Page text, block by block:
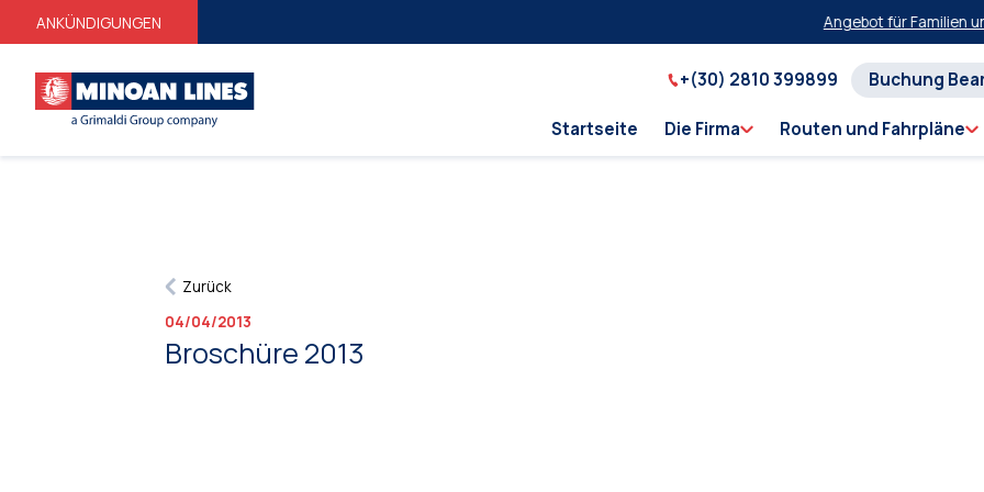
ANKÜNDIGUNGEN Angebot für Familien
+(30) 2810 399899 Buchung
Startseite Die Firma Routen und Fahrpläne
Zurück
04/04/2013
Broschüre 2013